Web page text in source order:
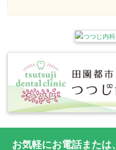
お気軽にお電話または、